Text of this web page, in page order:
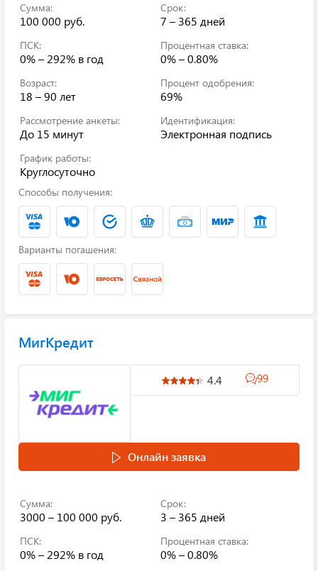
Сумма:
100 000 руб.
Срок:
7 – 365 дней
ПСК:
0% – 292% в год
Процентная ставка:
0% – 0.80%
Возраст:
18 – 90 лет
Процент одобрения:
69%
Рассмотрение анкеты:
До 15 минут
Идентификация:
Электронная подпись
График работы:
Круглосуточно
Способы получения:
Варианты погашения:
МигКредит
4.4 99
Онлайн заявка
Сумма:
3000 – 100 000 руб.
Срок:
3 – 365 дней
ПСК:
0% – 292% в год
Процентная ставка:
0% – 0.80%